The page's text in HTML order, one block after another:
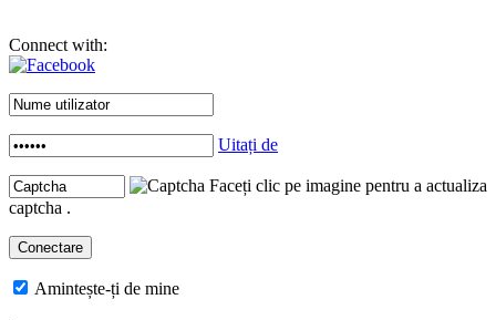
Connect with:
Uitați de
Faceți clic pe imagine pentru a actualiza
captcha .
Amintește-ți de mine